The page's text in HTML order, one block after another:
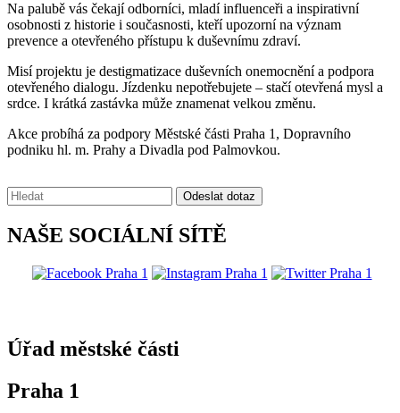
Na palubě vás čekají odborníci, mladí influenceři a inspirativní
osobnosti z historie i současnosti, kteří upozorní na význam
prevence a otevřeného přístupu k duševnímu zdraví.
Misí projektu je destigmatizace duševních onemocnění a podpora
otevřeného dialogu. Jízdenku nepotřebujete – stačí otevřená mysl a
srdce. I krátká zastávka může znamenat velkou změnu.
Akce probíhá za podpory Městské části Praha 1, Dopravního
podniku hl. m. Prahy a Divadla pod Palmovkou.
Vyhledávání: Odeslat dotaz
NAŠE SOCIÁLNÍ SÍTĚ
Úřad městské části
Praha 1